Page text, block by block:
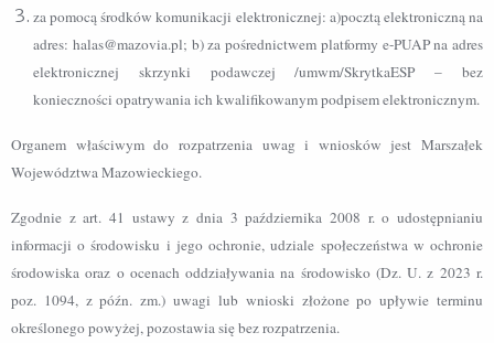
za pomocą środków komunikacji elektronicznej: a)pocztą elektroniczną na
adres: halas@mazovia.pl; b) za pośrednictwem platformy e-PUAP na adres
elektronicznej skrzynki podawczej /umwm/SkrytkaESP – bez
konieczności opatrywania ich kwalifikowanym podpisem elektronicznym.
Organem właściwym do rozpatrzenia uwag i wniosków jest Marszałek
Województwa Mazowieckiego.
Zgodnie z art. 41 ustawy z dnia 3 października 2008 r. o udostępnianiu
informacji o środowisku i jego ochronie, udziale społeczeństwa w ochronie
środowiska oraz o ocenach oddziaływania na środowisko (Dz. U. z 2023 r.
poz. 1094, z późn. zm.) uwagi lub wnioski złożone po upływie terminu
określonego powyżej, pozostawia się bez rozpatrzenia.